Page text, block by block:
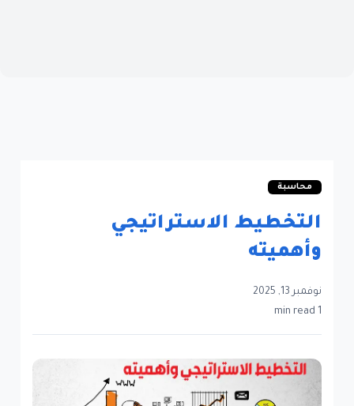
محاسبة
التخطيط الاستراتيجي
وأهميته
نوفمبر 13, 2025
1 min read